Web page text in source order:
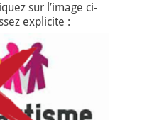
sur l’image ci-
explicite :